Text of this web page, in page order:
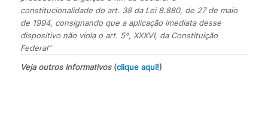
constitucionalidade do art. 38 da Lei 8.880, de 27 de maio
de 1994, consignando que a aplicação imediata desse
dispositivo não viola o art. 5º, XXXVI, da Constituição
Federal”
Veja outros informativos(clique aqui!)